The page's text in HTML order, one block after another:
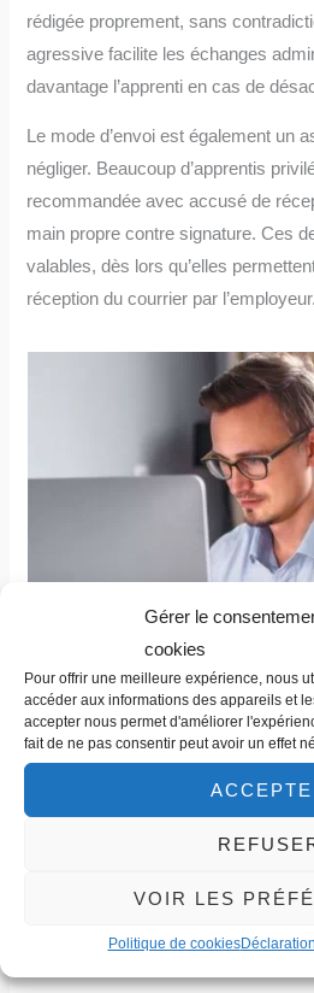
Gérer le
cookies
Pour offrir une meilleure expérience, nous
accéder aux informations des appareils et
accepter nous permet d'améliorer
fait de ne pas consentir peut avoir un effet
VOIR LES
Politique de cookies
rédigée proprement, sans
agressive facilite les échanges
davantage l’apprenti en cas de
Le mode d’envoi est également un
négliger. Beaucoup d’apprentis
recommandée avec accusé de
main propre contre signature. Ces
valables, dès lors qu’elles
réception du courrier par l’employeur.
Modèle de lettre de démission en